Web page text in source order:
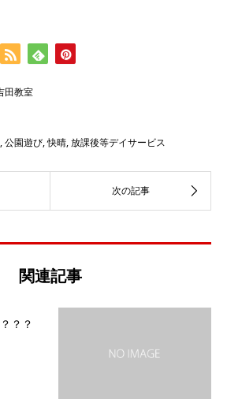
田教室
,公園遊び,快晴,放課後等デイサービス
関連記事
？？